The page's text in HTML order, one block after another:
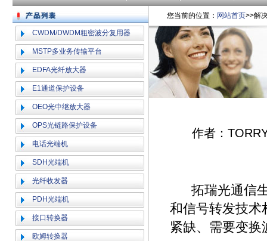
CWDM/DWDM粗密波分复用器
MSTP多业务传输平台
EDFA光纤放大器
E1通道保护设备
OEO光中继放大器
OPS光链路保护设备
电话光端机
SDH光端机
光纤收发器
PDH光端机
接口转换器
欧姆转换器
您当前的位置： 网站首页>>解
作者：
拓瑞光通信生
和信号转发技术
紧缺、需要变